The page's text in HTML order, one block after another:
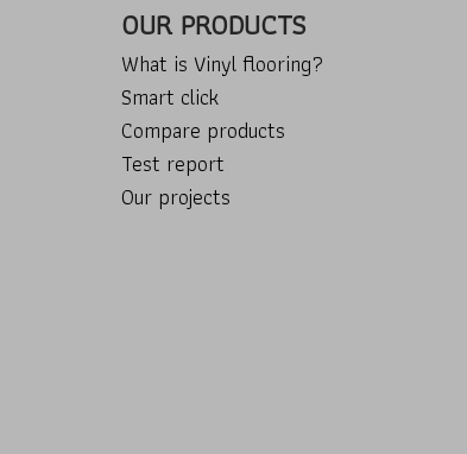
OUR PRODUCTS
What is Vinyl flooring?
Smart click
Compare products
Test report
Our projects